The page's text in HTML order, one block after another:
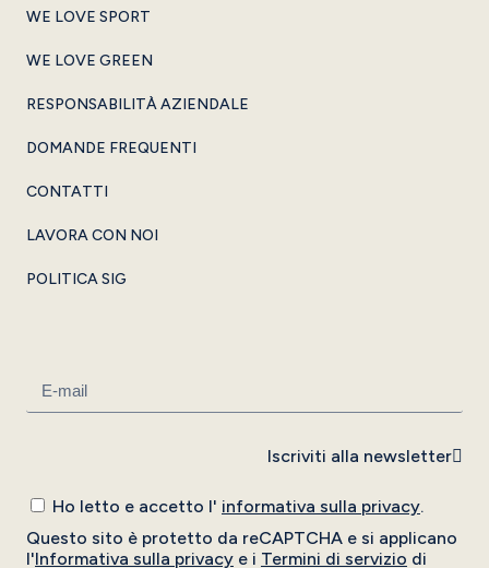
WE LOVE SPORT
WE LOVE GREEN
RESPONSABILITÀ AZIENDALE
DOMANDE FREQUENTI
CONTATTI
LAVORA CON NOI
POLITICA SIG
Ho letto e accetto l' informativa sulla privacy.
Questo sito è protetto da reCAPTCHA e si applicano
l'Informativa sulla privacy e i Termini di servizio di
Iscriviti alla newsletter